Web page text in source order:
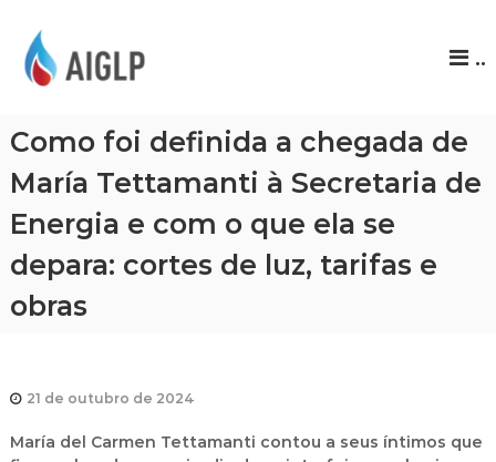
P
..
Como foi definida a chegada de
María Tettamanti à Secretaria de
Energia e com o que ela se
depara: cortes de luz, tarifas e
obras
21 de outubro de 2024
María del Carmen Tettamanti contou a seus íntimos que